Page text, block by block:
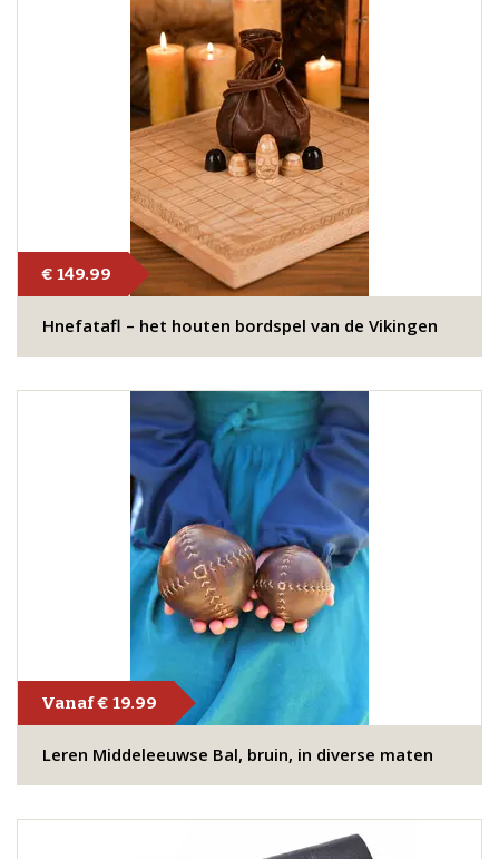
€ 149.99
Hnefatafl – het houten bordspel van de Vikingen
Vanaf € 19.99
Leren Middeleeuwse Bal, bruin, in diverse maten